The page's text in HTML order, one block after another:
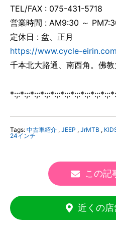
TEL/FAX : 075-431-5718
営業時間 : AM9:30 ～
定休日 : 盆、正月
https://www.cycle-
千本北大路通、南西角。佛教
Tags: 中古車紹介 , JEEP , JrMTB ,
24インチ
この記
近くの